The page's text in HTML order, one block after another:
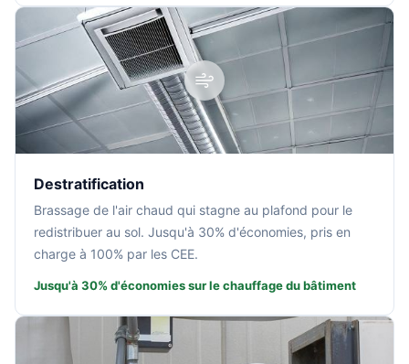
Destratification
Brassage de l'air chaud qui stagne au plafond pour le
redistribuer au sol. Jusqu'à 30% d'économies, pris en
charge à 100% par les CEE.
Jusqu'à 30% d'économies sur le chauffage du bâtiment